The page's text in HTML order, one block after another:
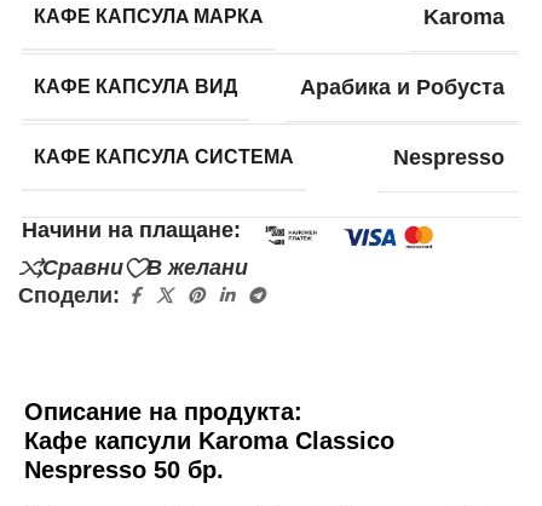
КАФЕ КАПСУЛA МАРКA Karoma
КАФЕ КАПСУЛА ВИД Арабика и Робуста
КАФЕ КАПСУЛА СИСТЕМА Nespresso
Начини на плащане:
Сравни
В желани
Сподели:
Описание на продукта:
Кафе капсули Karoma Classico
Nespresso 50 бр.